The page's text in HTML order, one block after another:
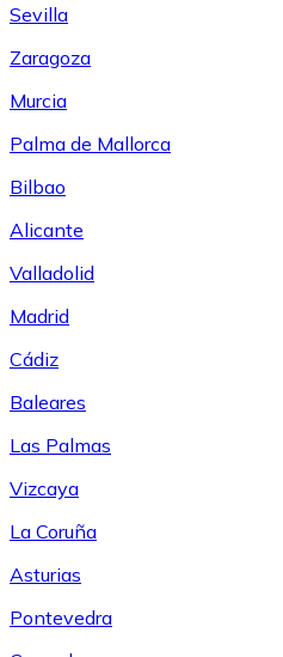
Sevilla
Zaragoza
Murcia
Palma de Mallorca
Bilbao
Alicante
Valladolid
Madrid
Cádiz
Baleares
Las Palmas
Vizcaya
La Coruña
Asturias
Pontevedra